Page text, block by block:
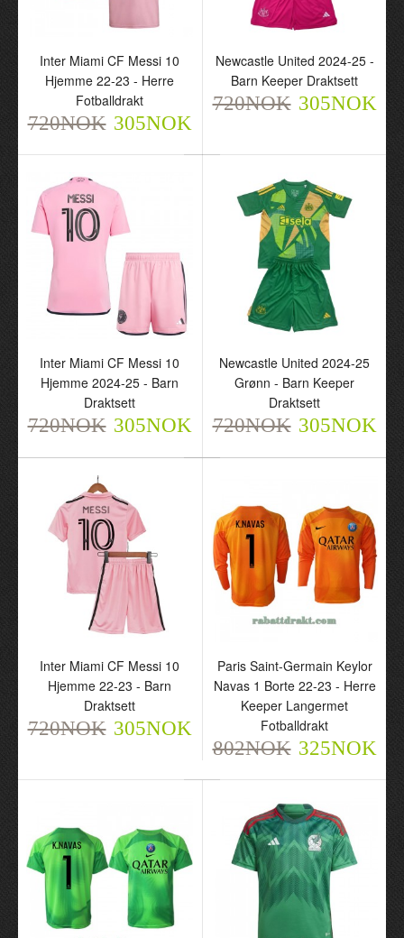
Inter Miami CF Messi 10
Hjemme 22-23 - Herre
Fotballdrakt
720NOK 305NOK
Newcastle United 2024-25 -
Barn Keeper Draktsett
720NOK 305NOK
Inter Miami CF Messi 10
Hjemme 2024-25 - Barn
Draktsett
720NOK 305NOK
Newcastle United 2024-25
Grønn - Barn Keeper
Draktsett
720NOK 305NOK
Inter Miami CF Messi 10
Hjemme 22-23 - Barn
Draktsett
720NOK 305NOK
Paris Saint-Germain Keylor
Navas 1 Borte 22-23 - Herre
Keeper Langermet
Fotballdrakt
802NOK 325NOK